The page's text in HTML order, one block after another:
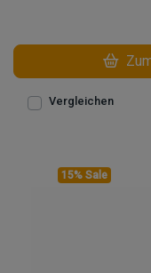
Vergleichen
15% Sale